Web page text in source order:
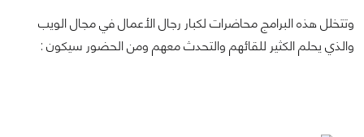
وتتخلل هذه البرامج محاضرات لكبار رجال الأعمال في مجال الويب
والذي يحلم الكثير للقائهم والتحدث معهم ومن الحضور سيكون :